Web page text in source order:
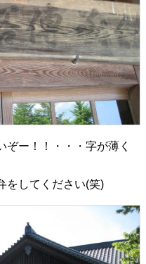
ー！！・・・字が薄く
をしてください(笑)